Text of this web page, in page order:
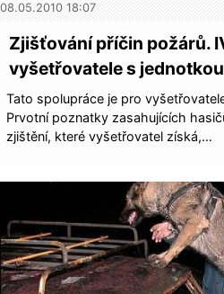
08.05.2010 18:07
Zjišťování příčin požárů.
vyšetřovatele s
Tato spolupráce je pro
Prvotní poznatky zasahujících
zjištění, které vyšetřovatel získá,…